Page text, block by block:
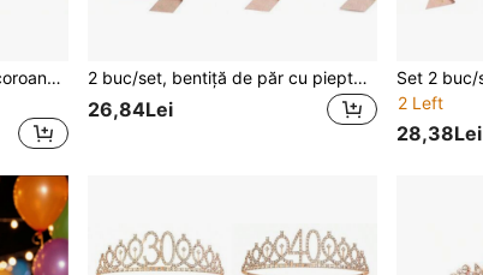
1 set bandă pentru cap cu coroană roz cu strasuri pentru fată de ziua nașterii, accesorii pentru petrecere de zi de naștere
2 buc/set, bentiță de păr cu pieptene, coroană cu stras, diademă, decorațiuni pentru aniversare de ziua de naștere, eșarfă din satin pentru petrecere, eșarfă cu stras, coroană pentru fete, Crăciun, pentru 3, 4, 5, 6, 7, 8, 9 ani
26,84Lei
2 Left
28,38Lei